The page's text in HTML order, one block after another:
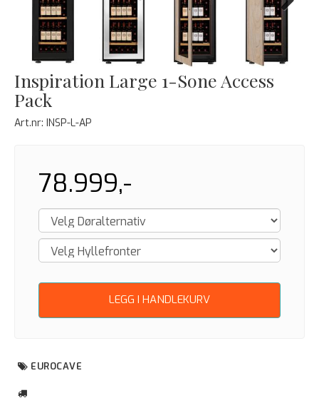
Next
Inspiration Large 1-Sone Access
Pack
Art.nr: INSP-L-AP
78.999,-
LEGG I HANDLEKURV
EUROCAVE